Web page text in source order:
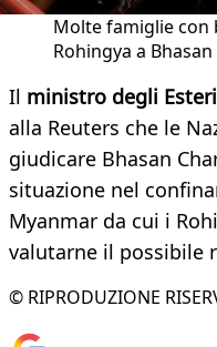
Molte famiglie con
Rohingya a
Il ministro degli
alla Reuters che le
giudicare Bhasan
situazione nel
Myanmar da cui i
valutarne il possibile
© RIPRODUZIONE